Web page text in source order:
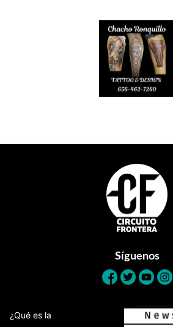
Síguenos
¿Qué es la